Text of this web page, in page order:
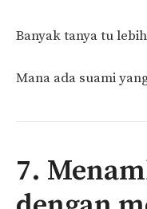
Banyak tanya tu
Mana ada suami
7.